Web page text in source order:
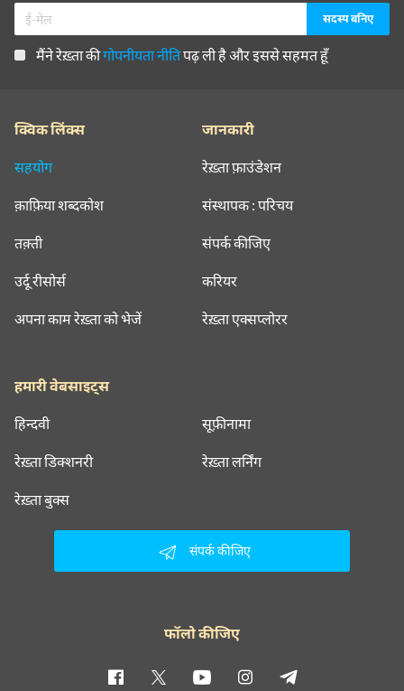
मैंने रेख़्ता कीगोपनीयता नीतिपढ़ ली है और इससे सहमत हूँ
क्विक लिंक्स
सहयोग
क़ाफ़िया शब्दकोश
तक़्ती
उर्दू रीसोर्स
अपना काम रेख़्ता को भेजें
जानकारी
रेख़्ता फ़ाउंडेशन
संस्थापक : परिचय
संपर्क कीजिए
करियर
रेख़्ता एक्सप्लोरर
हमारी वेबसाइट्स
हिन्दवी सूफ़ीनामा
रेख़्ता डिक्शनरी रेख़्ता लर्निंग
रेख़्ता बुक्स
संपर्क कीजिए
फॉलो कीजिए